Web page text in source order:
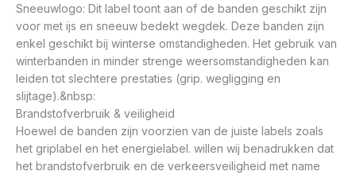
Sneeuwlogo: Dit label toont aan of de banden geschikt zijn
voor met ijs en sneeuw bedekt wegdek. Deze banden zijn
enkel geschikt bij winterse omstandigheden. Het gebruik van
winterbanden in minder strenge weersomstandigheden kan
leiden tot slechtere prestaties (grip. wegligging en
slijtage).&nbsp:
Brandstofverbruik & veiligheid
Hoewel de banden zijn voorzien van de juiste labels zoals
het griplabel en het energielabel. willen wij benadrukken dat
het brandstofverbruik en de verkeersveiligheid met name